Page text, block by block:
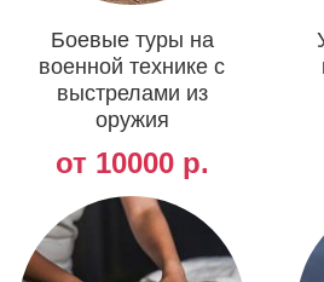
Боевые туры на
военной технике с
выстрелами из
оружия
от 10000 р.